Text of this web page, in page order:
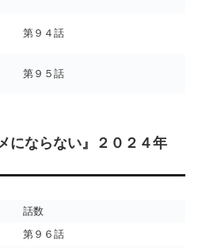
第９４話
第９５話
にならない』２０２４年
話数
第９６話